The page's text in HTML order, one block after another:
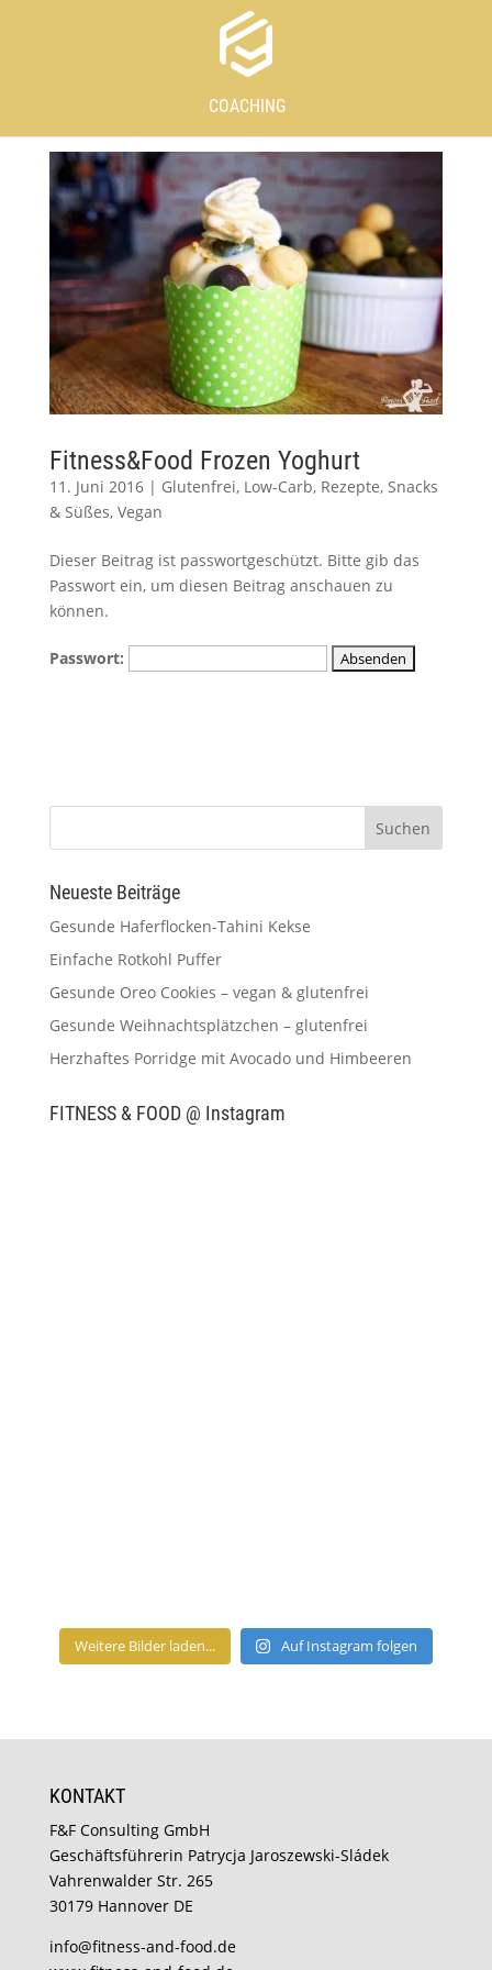
COACHING
Fitness&Food Frozen Yoghurt
11. Juni 2016| Glutenfrei, Low-Carb, Rezepte, Snacks
& Süßes, Vegan
Dieser Beitrag ist passwortgeschützt. Bitte gib das
Passwort ein, um diesen Beitrag anschauen zu
können.
Passwort:
Neueste Beiträge
Gesunde Haferflocken-Tahini Kekse
Einfache Rotkohl Puffer
Gesunde Oreo Cookies – vegan & glutenfrei
Gesunde Weihnachtsplätzchen – glutenfrei
Herzhaftes Porridge mit Avocado und Himbeeren
FITNESS & FOOD @ Instagram
Weitere Bilder laden... Auf Instagram folgen
KONTAKT
F&F Consulting GmbH
Geschäftsführerin Patrycja Jaroszewski-Sládek
Vahrenwalder Str. 265
30179 Hannover DE
info@fitness-and-food.de